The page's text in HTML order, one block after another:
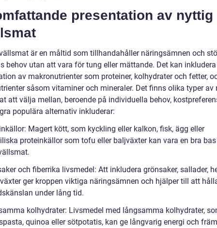
presentation av nyttig
är en måltid som tillhandahåller näringsämnen och
behov utan att vara för tung eller mättande. Det kan
av makronutrienter som proteiner, kolhydrater och fetter,
såsom vitaminer och mineraler. Det finns olika typer av
att välja mellan, beroende på individuella behov,
populära alternativ inkluderar:
Magert kött, som kyckling eller kalkon, fisk, ägg eller
proteinkällor som tofu eller baljväxter kan vara en bra
och fiberrika livsmedel: Att inkludera grönsaker, sallader,
ger kroppen viktiga näringsämnen och hjälper till att
under lång tid.
kolhydrater: Livsmedel med långsamma kolhydrater,
quinoa eller sötpotatis, kan ge långvarig energi och